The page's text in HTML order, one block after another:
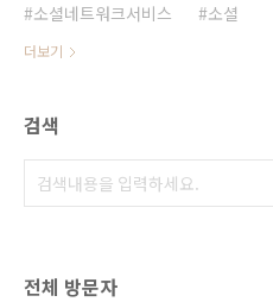
소셜네트워크서비스
소셜
더보기
검색
전체 방문자